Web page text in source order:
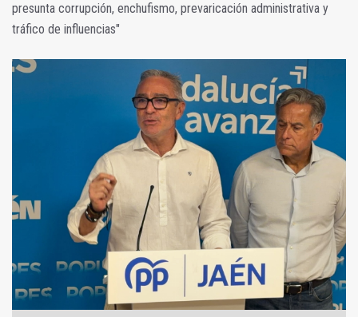
presunta corrupción, enchufismo, prevaricación administrativa y
tráfico de influencias"